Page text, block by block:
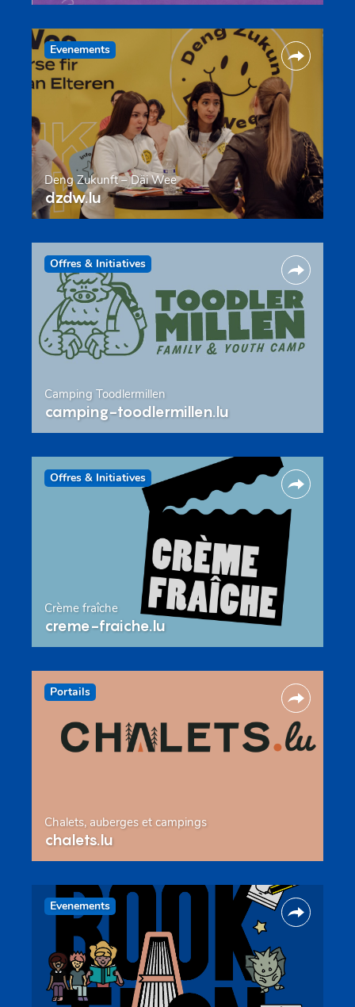
Evenements
Deng Zukunft – Däi Wee
dzdw.lu
Offres & Initiatives
Camping Toodlermillen
camping-toodlermillen.lu
Offres & Initiatives
Crème fraîche
creme-fraiche.lu
Portails
Chalets, auberges et campings
chalets.lu
Evenements